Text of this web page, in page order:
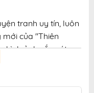
tranh uy tín, luôn
của "Thiên
hình ảnh sắc nét,
mang đến trải
hoàn toàn miễn
online.